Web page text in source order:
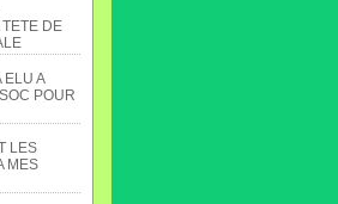
DE
A
POUR
LES
MES